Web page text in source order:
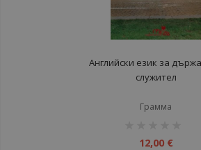
Английски език за
служител
Грамма
12,00 €